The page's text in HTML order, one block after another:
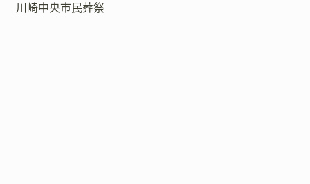
川崎中央市民葬祭